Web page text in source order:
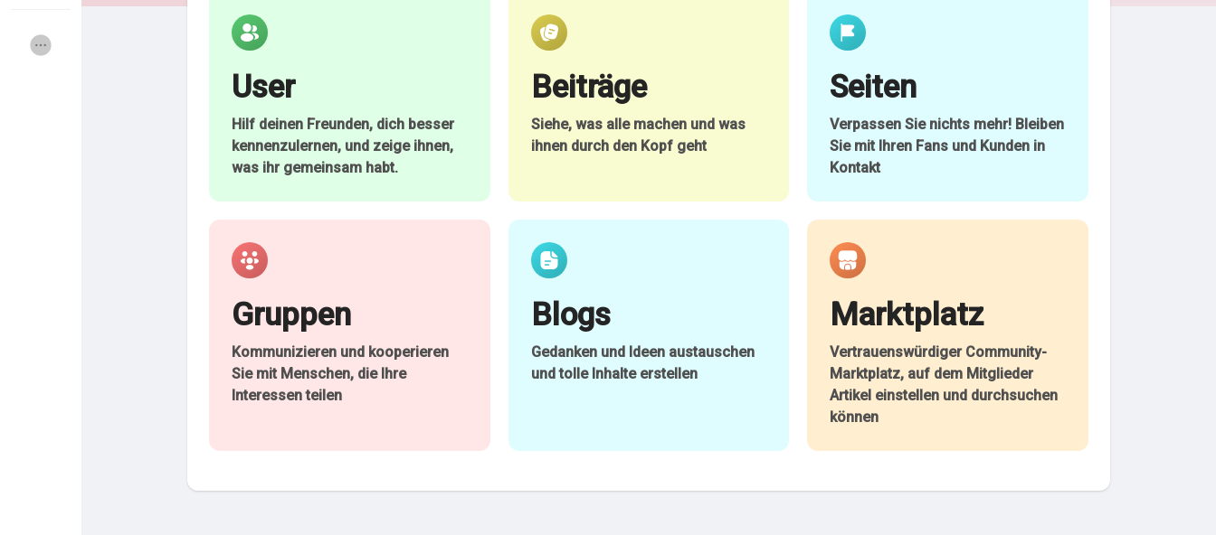
Meine Gruppen
User
Hilf deinen Freunden, dich besser
kennenzulernen, und zeige ihnen,
was ihr gemeinsam habt.
Beiträge
Siehe, was alle machen und was
ihnen durch den Kopf geht
Seiten
Verpassen Sie nichts mehr! Bleiben
Sie mit Ihren Fans und Kunden in
Kontakt
Gruppen
Kommunizieren und kooperieren
Sie mit Menschen, die Ihre
Interessen teilen
Blogs
Gedanken und Ideen austauschen
und tolle Inhalte erstellen
Marktplatz
Vertrauenswürdiger Community-
Marktplatz, auf dem Mitglieder
Artikel einstellen und durchsuchen
können